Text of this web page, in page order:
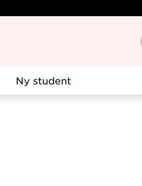
Ny student